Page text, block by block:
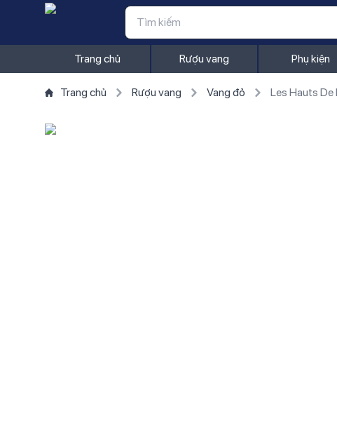
Trang chủ Rượu vang Phụ kiện
Trang chủ Rượu vang Vang đỏ